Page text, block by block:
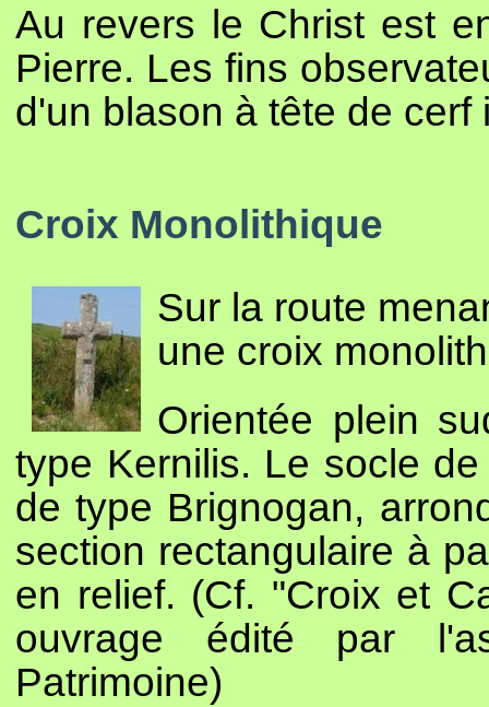
Au revers le Christ est
Pierre. Les fins
d'un blason à tête de
Croix Monolithique
Sur la route
une croix
Orientée plein
type Kernilis. Le socle
de type Brignogan,
section rectangulaire à
en relief. (Cf. "Croix et
ouvrage édité par
Patrimoine)